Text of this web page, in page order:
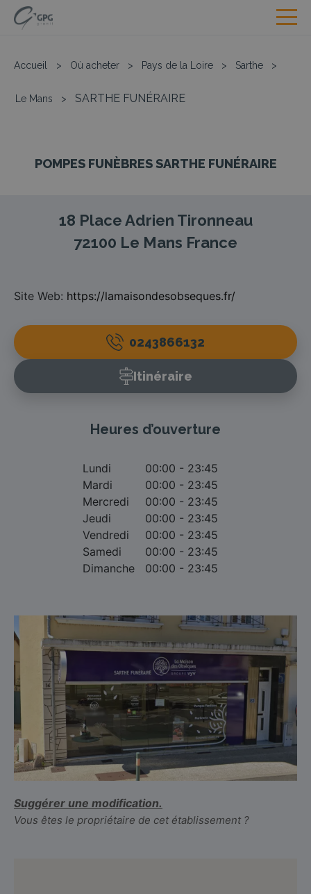
Accueil > Où acheter > Pays de la Loire > Sarthe >
Le Mans > SARTHE FUNÉRAIRE
POMPES FUNÈBRES SARTHE FUNÉRAIRE
18 Place Adrien Tironneau
72100 Le Mans France
Site Web: https://lamaisondesobseques.fr/
0243866132
Itinéraire
Heures d’ouverture
Lundi
00:00 - 23:45
Mardi
00:00 - 23:45
Mercredi
00:00 - 23:45
Jeudi
00:00 - 23:45
Vendredi
00:00 - 23:45
Samedi
00:00 - 23:45
Dimanche
00:00 - 23:45
Suggérer une modification.
Vous êtes le propriétaire de cet établissement ?